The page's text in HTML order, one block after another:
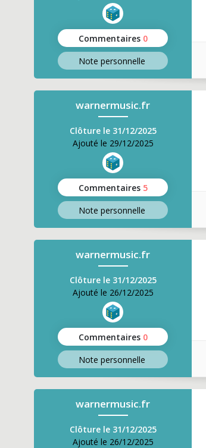
Commentaires 0
Note personnelle
warnermusic.fr
Clôture le 31/12/2025
Ajouté le 29/12/2025
Commentaires 5
Note personnelle
warnermusic.fr
Clôture le 31/12/2025
Ajouté le 26/12/2025
Commentaires 0
Note personnelle
warnermusic.fr
Clôture le 31/12/2025
Ajouté le 26/12/2025